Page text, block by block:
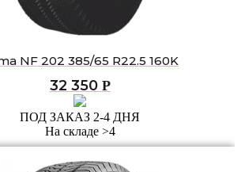
NF 202 385/65 R22.5 160K
32 350 Р
ПОД ЗАКАЗ 2-4 ДНЯ
На складе >4